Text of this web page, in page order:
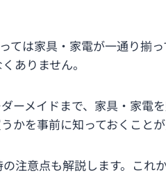
ては家具・家電が一通り揃
ありません。
ーメイドまで、家具・家電
を事前に知っておくことが
注意点も解説します。これ